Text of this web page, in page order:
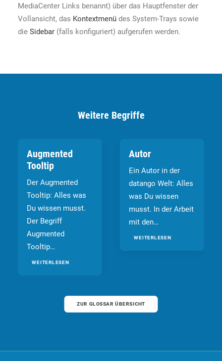
MediaCenter Links benannt) über das Hauptfenster der
Vollansicht, das Kontextmenü des System-Trays sowie
die Sidebar (falls konfiguriert) aufgerufen werden.
Weitere Begriffe
Augmented
Tooltip
Der Augmented
Tooltip: Alles was
Du wissen musst.
Der Begriff
Augmented
Tooltip…
WEITERLESEN
Autor
Ein Autor in der
datango Welt: Alles
was Du wissen
musst. In der Arbeit
mit den…
WEITERLESEN
ZUR GLOSSAR ÜBERSICHT